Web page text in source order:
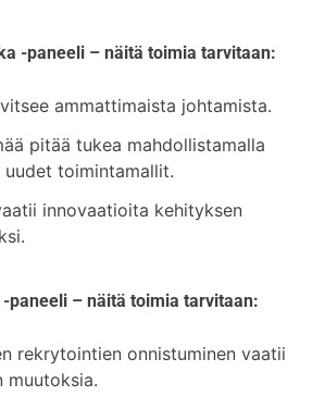
-paneeli – näitä toimia tarvitaan:
ammattimaista johtamista.
pitää tukea mahdollistamalla
toimintamallit.
innovaatioita kehityksen
paneeli – näitä toimia tarvitaan:
rekrytointien onnistuminen vaatii
muutoksia.